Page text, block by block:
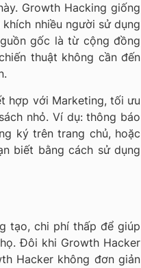
Growth Hacking giống
nhiều người sử dụng
gốc là từ cộng đồng
thuật không cần đến
hợp với Marketing, tối ưu
nhỏ. Ví dụ: thông báo
ký trên trang chủ, hoặc
biết bằng cách sử dụng
tạo, chi phí thấp để giúp
Đôi khi Growth Hacker
Hacker không đơn giản